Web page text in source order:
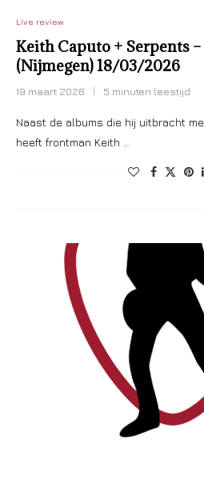
Live review
Keith Caputo + Serpents
(Nijmegen) 18/03/2026
19 maart 2026 5 minuten leestijd
Naast de albums die hij uitbracht
heeft frontman Keith …